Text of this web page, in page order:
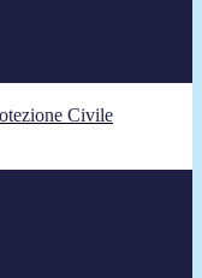
Civile